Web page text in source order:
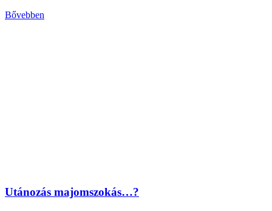
Bővebben
Utánozás majomszokás…?